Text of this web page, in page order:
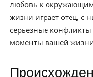
любовь к
жизни играет отец, с
серьезные
моменты вашей